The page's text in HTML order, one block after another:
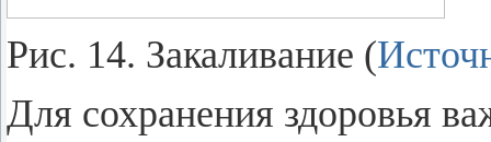
Рис. 14. За­ка­ли­ва­ние (
Для со­хра­не­ния здо­ро­вья